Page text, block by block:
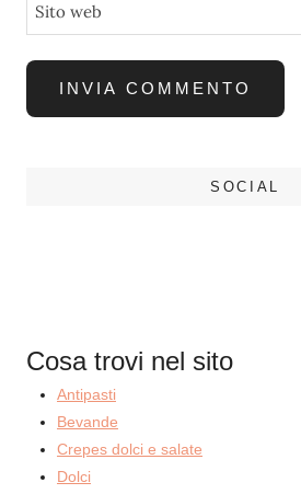
Sito web
SOCIAL
Cosa trovi nel sito
Antipasti
Bevande
Crepes dolci e salate
Dolci